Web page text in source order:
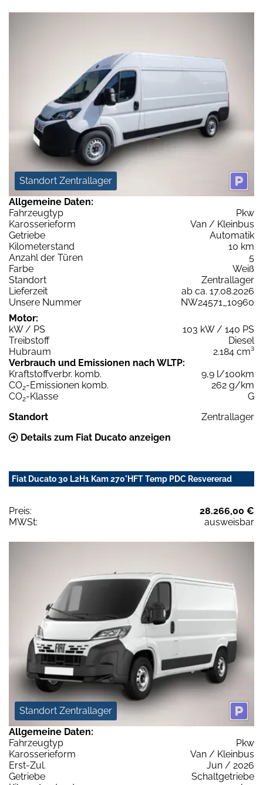
Standort Zentrallager
Allgemeine Daten:
Fahrzeugtyp
Pkw
Karosserieform
Van / Kleinbus
Getriebe
Automatik
Kilometerstand
10 km
Anzahl der Türen
5
Farbe
Weiß
Standort
Zentrallager
Lieferzeit
ab ca. 17.08.2026
Unsere Nummer
NW24571_10960
Motor:
kW / PS
103 kW / 140 PS
Treibstoff
Diesel
Hubraum
2.184 cm³
Verbrauch und Emissionen nach WLTP:
Kraftstoffverbr. komb.
9,9 l/100km
CO2-Emissionen komb.
262 g/km
CO2-Klasse
G
Standort
Zentrallager
Details zum Fiat Ducato anzeigen
Fiat Ducato 30 L2H1 Kam 270°HFT Temp PDC Resvererad
Preis:
28.266,00 €
MWSt:
ausweisbar
Standort Zentrallager
Allgemeine Daten:
Fahrzeugtyp
Pkw
Karosserieform
Van / Kleinbus
Erst-Zul.
Jun / 2026
Getriebe
Schaltgetriebe